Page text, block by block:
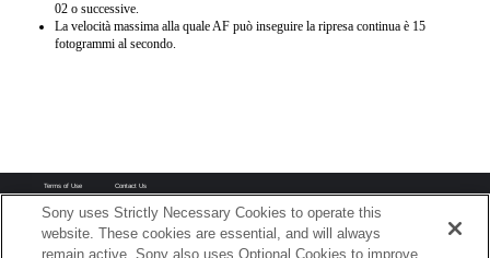
02 o successive.
La velocità massima alla quale AF può inseguire la ripresa continua è 15
fotogrammi al secondo.
Terms of Use Contact Us
Sony uses Strictly Necessary Cookies to operate this
website. These cookies are essential, and will always
remain active. Sony also uses Optional Cookies to improve